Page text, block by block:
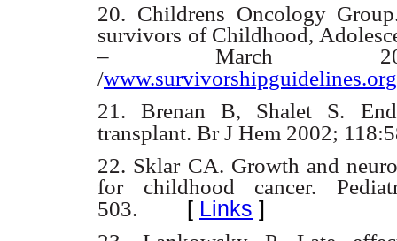
20. Childrens Oncology
survivors of Childhood,
– March
/www.survivorshipguidelines.org
21. Brenan B, Shalet S.
transplant. Br J Hem 2002;
22. Sklar CA. Growth and
for childhood cancer.
503. [ Links ]